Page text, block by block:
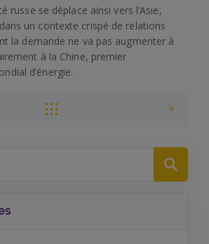
russe se déplace ainsi vers l’Asie,
un contexte crispé de relations
la demande ne va pas augmenter à
à la Chine, premier
d’énergie.